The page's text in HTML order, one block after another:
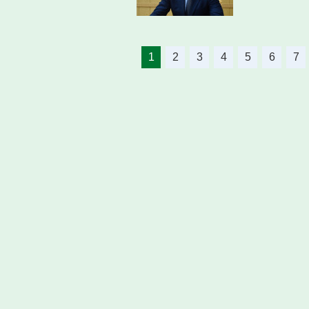
1 2 3 4 5 6 7